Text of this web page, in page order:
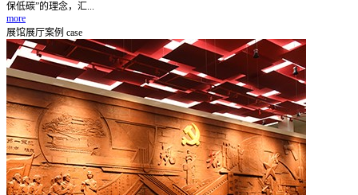
保低碳”的理念，汇...
more
展馆展厅案例 case